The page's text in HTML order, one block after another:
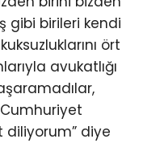
gibi birileri kendi
ört
avukatlığı
diliyorum” diye